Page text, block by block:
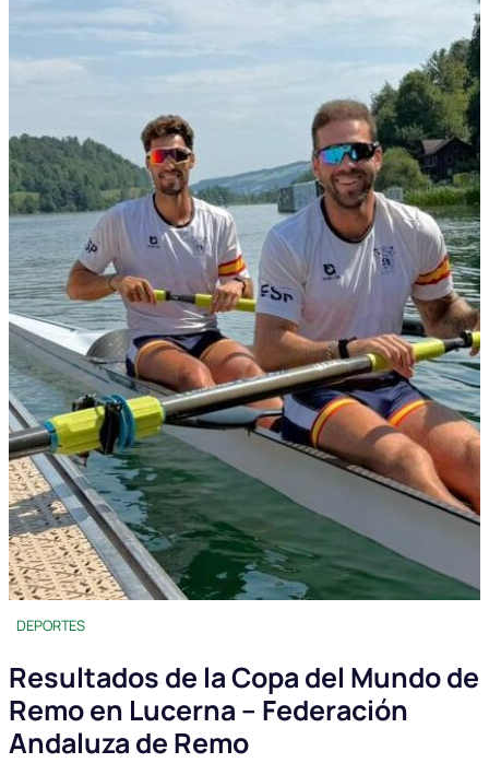
DEPORTES
Resultados de la Copa del Mundo de
Remo en Lucerna – Federación
Andaluza de Remo